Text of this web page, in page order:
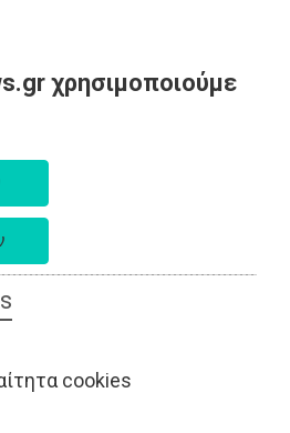
χρησιμοποιούμε
cookies